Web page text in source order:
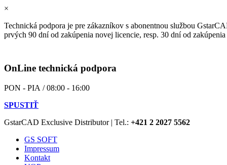
×
Technická podpora je pre zákazníkov s abonentnou službou
prvých 90 dní od zakúpenia novej licencie, resp. 30 dní od
OnLine technická podpora
PON - PIA / 08:00 - 16:00
SPUSTIŤ
GstarCAD Exclusive Distributor | Tel.: +421 2 2027 5562
GS SOFT
Impressum
Kontakt